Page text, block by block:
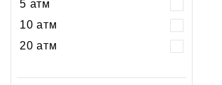
5 атм
10 атм
20 атм